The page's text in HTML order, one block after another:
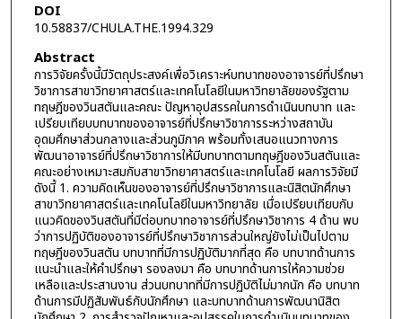
DOI
10.58837/CHULA.THE.1994.329
Abstract
การวิจัยครั้งนี้มีวัตถุประสงค์เพื่อวิเคราะห์บทบาทของอาจารย์ที่ปรึกษา
วิชาการสาขาวิทยาศาสตร์และเทคโนโลยีในมหาวิทยาลัยของรัฐตาม
ทฤษฎีของวินสตันและคณะ ปัญหาอุปสรรคในการดำเนินบทบาท และ
เปรียบเทียบบทบาทของอาจารย์ที่ปรึกษาวิชาการระหว่างสถาบัน
อุดมศึกษาส่วนกลางและส่วนภูมิภาค พร้อมทั้งเสนอแนวทางการ
พัฒนาอาจารย์ที่ปรึกษาวิชาการให้มีบทบาทตามทฤษฎีของวินสตันและ
คณะอย่างเหมาะสมกับสาขาวิทยาศาสตร์และเทคโนโลยี ผลการวิจัยมี
ดังนี้ 1. ความคิดเห็นของอาจารย์ที่ปรึกษาวิชาการและนิสิตนักศึกษา
สาขาวิทยาศาสตร์และเทคโนโลยีในมหาวิทยาลัย เมื่อเปรียบเทียบกับ
แนวคิดของวินสตันที่มีต่อบทบาทอาจารย์ที่ปรึกษาวิชาการ 4 ด้าน พบ
ว่าการปฏิบัติของอาจารย์ที่ปรึกษาวิชาการส่วนใหญ่ยังไม่เป็นไปตาม
ทฤษฎีของวินสตัน บทบาทที่มีการปฏิบัติมากที่สุด คือ บทบาทด้านการ
แนะนำและให้คำปรึกษา รองลงมา คือ บทบาทด้านการให้ความช่วย
เหลือและประสานงาน ส่วนบทบาทที่มีการปฏิบัติไม่มากนัก คือ บทบาท
ด้านการมีปฏิสัมพันธ์กับนักศึกษา และบทบาทด้านการพัฒนานิสิต